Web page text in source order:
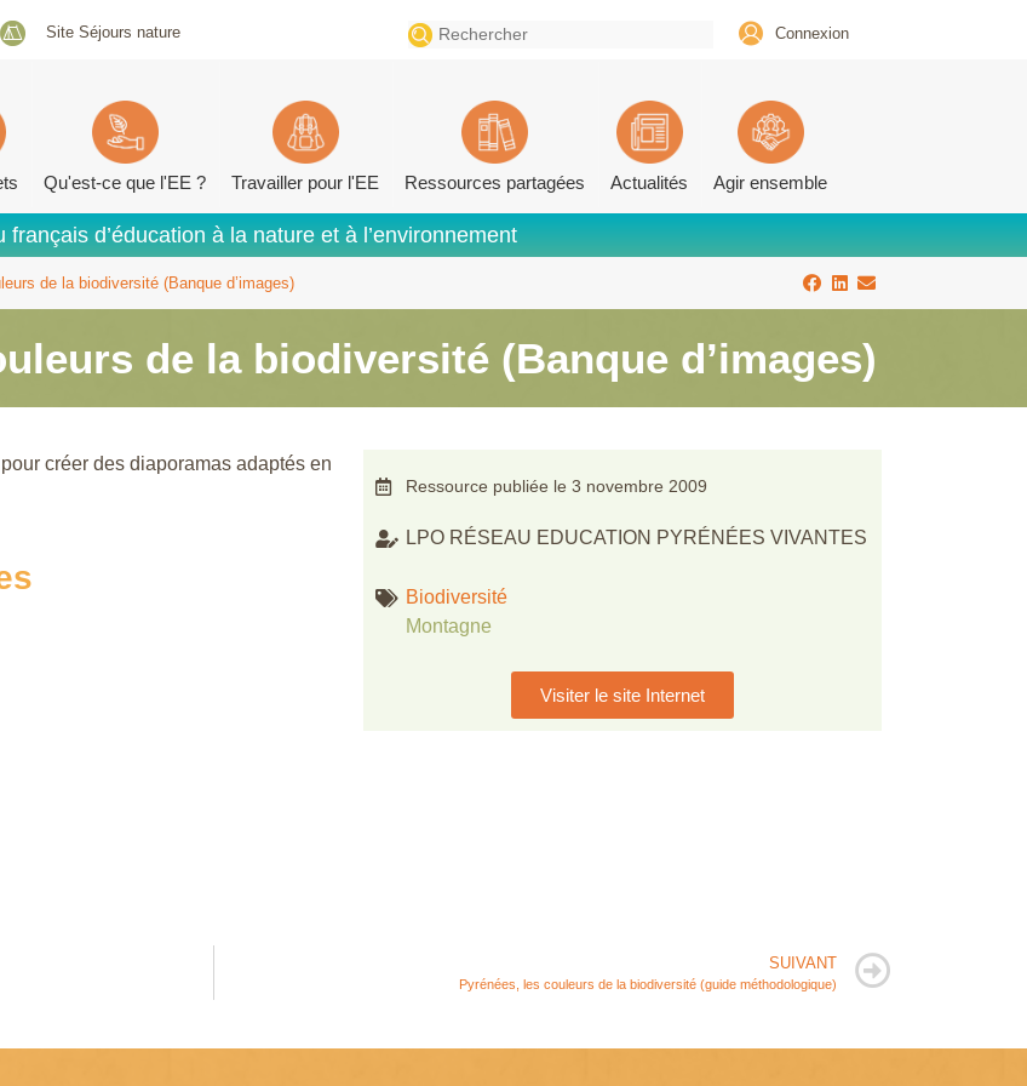
Site Séjours nature
Search
for:
Connexion
Qu'est-ce que l'EE ? Travailler pour l'EE Ressources partagées Actualités Agir ensemble
français d’éducation à la nature et à l’environnement
de la biodiversité (Banque d’images)
de la biodiversité (Banque d’images)
créer des diaporamas adaptés en
Ressource publiée le 3 novembre 2009
LPO RÉSEAU EDUCATION PYRÉNÉES VIVANTES
Biodiversité
Montagne
Visiter le site Internet
SUIVANT
Pyrénées, les couleurs de la biodiversité (guide méthodologique)